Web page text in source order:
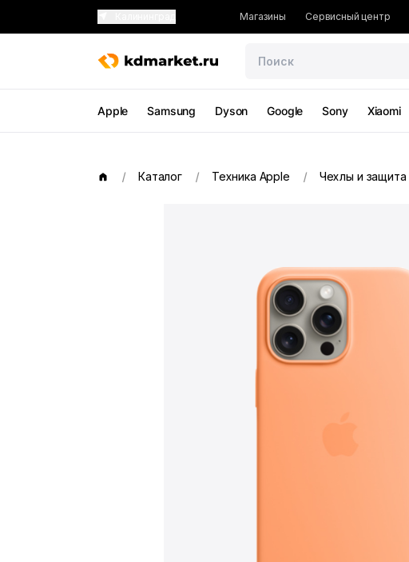
Магазины Сервисный центр
Apple Samsung Dyson Google Sony Xiaomi
Каталог Техника Apple Чехлы и защита